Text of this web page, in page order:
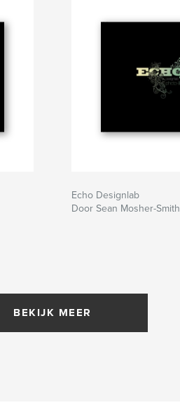
Echo Designlab
Door Sean Mosher-Smith
BEKIJK MEER